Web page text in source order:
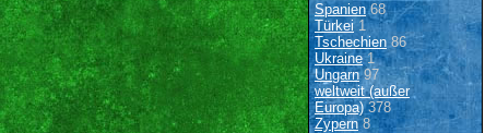
Spanien68
Türkei1
Tschechien 86
Ukraine1
Ungarn97
weltweit (außer
Europa)378
Zypern8